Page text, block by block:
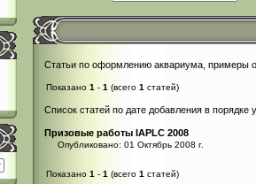
Статьи по оформлению аквариума, примеры
Показано 1 - 1 (всего 1 статей)
Список статей по дате добавления в порядке
Призовые работы IAPLC 2008
Опубликовано: 01 Октябрь 2008 г.
Показано 1 - 1 (всего 1 статей)